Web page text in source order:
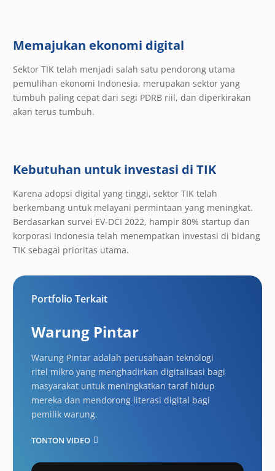
Memajukan ekonomi digital
Sektor TIK telah menjadi salah satu pendorong utama
pemulihan ekonomi Indonesia, merupakan sektor yang
tumbuh paling cepat dari segi PDRB riil, dan diperkirakan
akan terus tumbuh.
Kebutuhan untuk investasi di TIK
Karena adopsi digital yang tinggi, sektor TIK telah
berkembang untuk melayani permintaan yang meningkat.
Berdasarkan survei EV-DCI 2022, hampir 80% startup dan
korporasi Indonesia telah menempatkan investasi di bidang
TIK sebagai prioritas utama.
Portfolio Terkait
Warung Pintar
Warung Pintar adalah perusahaan teknologi
ritel mikro yang menghadirkan digitalisasi bagi
masyarakat untuk meningkatkan taraf hidup
mereka dan mendorong literasi digital bagi
pemilik warung.
TONTON VIDEO